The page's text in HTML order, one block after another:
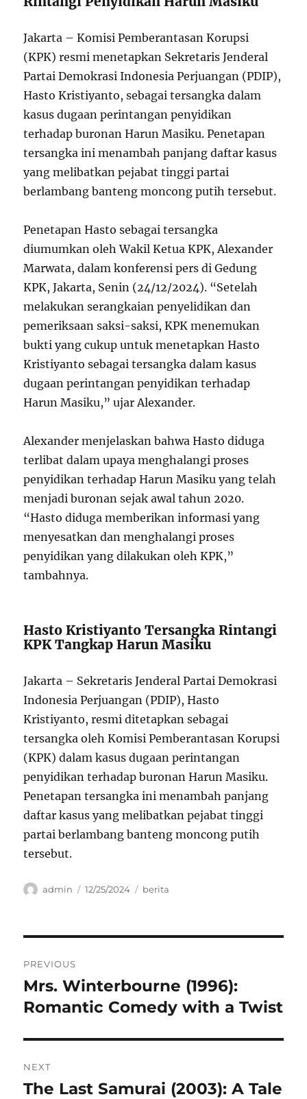
Jakarta – Komisi Pemberantasan Korupsi
(KPK) resmi menetapkan Sekretaris Jenderal
Partai Demokrasi Indonesia Perjuangan (PDIP),
Hasto Kristiyanto, sebagai tersangka dalam
kasus dugaan perintangan penyidikan
terhadap buronan Harun Masiku. Penetapan
tersangka ini menambah panjang daftar kasus
yang melibatkan pejabat tinggi partai
berlambang banteng moncong putih tersebut.
Penetapan Hasto sebagai tersangka
diumumkan oleh Wakil Ketua KPK, Alexander
Marwata, dalam konferensi pers di Gedung
KPK, Jakarta, Senin (24/12/2024). “Setelah
melakukan serangkaian penyelidikan dan
pemeriksaan saksi-saksi, KPK menemukan
bukti yang cukup untuk menetapkan Hasto
Kristiyanto sebagai tersangka dalam kasus
dugaan perintangan penyidikan terhadap
Harun Masiku,” ujar Alexander.
Alexander menjelaskan bahwa Hasto diduga
terlibat dalam upaya menghalangi proses
penyidikan terhadap Harun Masiku yang telah
menjadi buronan sejak awal tahun 2020.
“Hasto diduga memberikan informasi yang
menyesatkan dan menghalangi proses
penyidikan yang dilakukan oleh KPK,”
tambahnya.
Hasto Kristiyanto Tersangka Rintangi
KPK Tangkap Harun Masiku
Jakarta – Sekretaris Jenderal Partai Demokrasi
Indonesia Perjuangan (PDIP), Hasto
Kristiyanto, resmi ditetapkan sebagai
tersangka oleh Komisi Pemberantasan Korupsi
(KPK) dalam kasus dugaan perintangan
penyidikan terhadap buronan Harun Masiku.
Penetapan tersangka ini menambah panjang
daftar kasus yang melibatkan pejabat tinggi
partai berlambang banteng moncong putih
tersebut.
Author
admin
Posted
12/25/2024 Categories
berita
pos
PREVIOUS
Previous
post:
Mrs. Winterbourne (1996):
Romantic Comedy with a Twist
NEXT
Next
The Last Samurai (2003): A Tale